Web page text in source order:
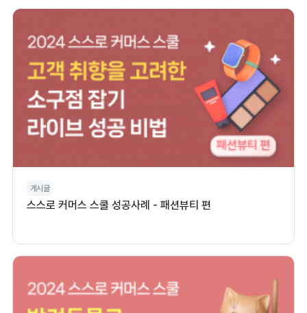
게시글
스스로 커머스 스쿨 성공사례 - 패션뷰티 편